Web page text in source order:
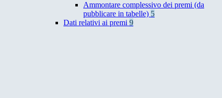
Ammontare complessivo dei premi (da
pubblicare in tabelle) 5
Dati relativi ai premi 9